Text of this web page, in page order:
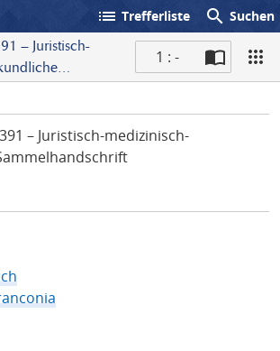
list Trefferliste search Suchen
– Juristisch-
1 : -
– Juristisch-medizinisch-